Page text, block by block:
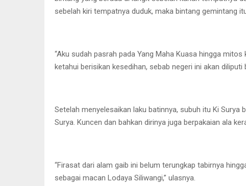
sebelah kiri tempatnya duduk, maka bintang gemintang
“Aku sudah pasrah pada Yang Maha Kuasa hingga
ketahui berisikan kesedihan, sebab negeri ini akan diliputi
Setelah menyelesaikan laku batinnya, subuh itu Ki
Surya. Kuncen dan bahkan dirinya juga berpakaian ala
“Firasat dari alam gaib ini belum terungkap tabirnya
sebagai macan Lodaya Siliwangi,” ulasnya.